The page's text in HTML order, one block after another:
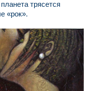
трясется
«рок».